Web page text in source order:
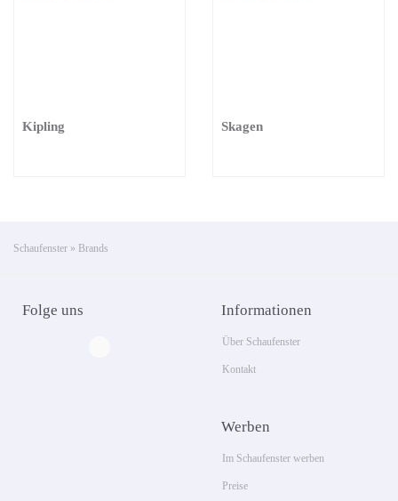
Kipling Skagen
Schaufenster » Brands
Folge uns Informationen
Über Schaufenster
Kontakt
Werben
Im Schaufenster werben
Preise